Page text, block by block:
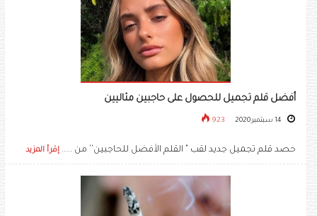
أفضل قلم تجميل للحصول على حاجبين مثاليين
923
حصد قلم تجميل جديد لقب " القلم الأفضل للحاجبين'' من ..... إقرأ المزيد